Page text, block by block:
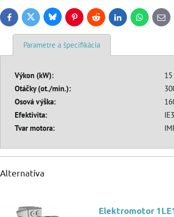
FacebookTwitter BlueskyPinterestReddit LinkedInWhatsApp
E-
mail
Parametre a špecifikácia
Výkon (kW):
15
Otáčky (ot./min.):
Osová výška:
Efektivita:
IE3
Tvar motora:
Alternatíva
Elektromotor